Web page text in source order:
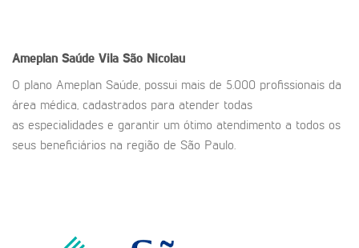
Ameplan Saúde Vila São Nicolau
O plano Ameplan Saúde, possui mais de 5.000 profissionais da
área médica, cadastrados para atender todas
as especialidades e garantir um ótimo atendimento a todos os
seus beneficiários na região de São Paulo.